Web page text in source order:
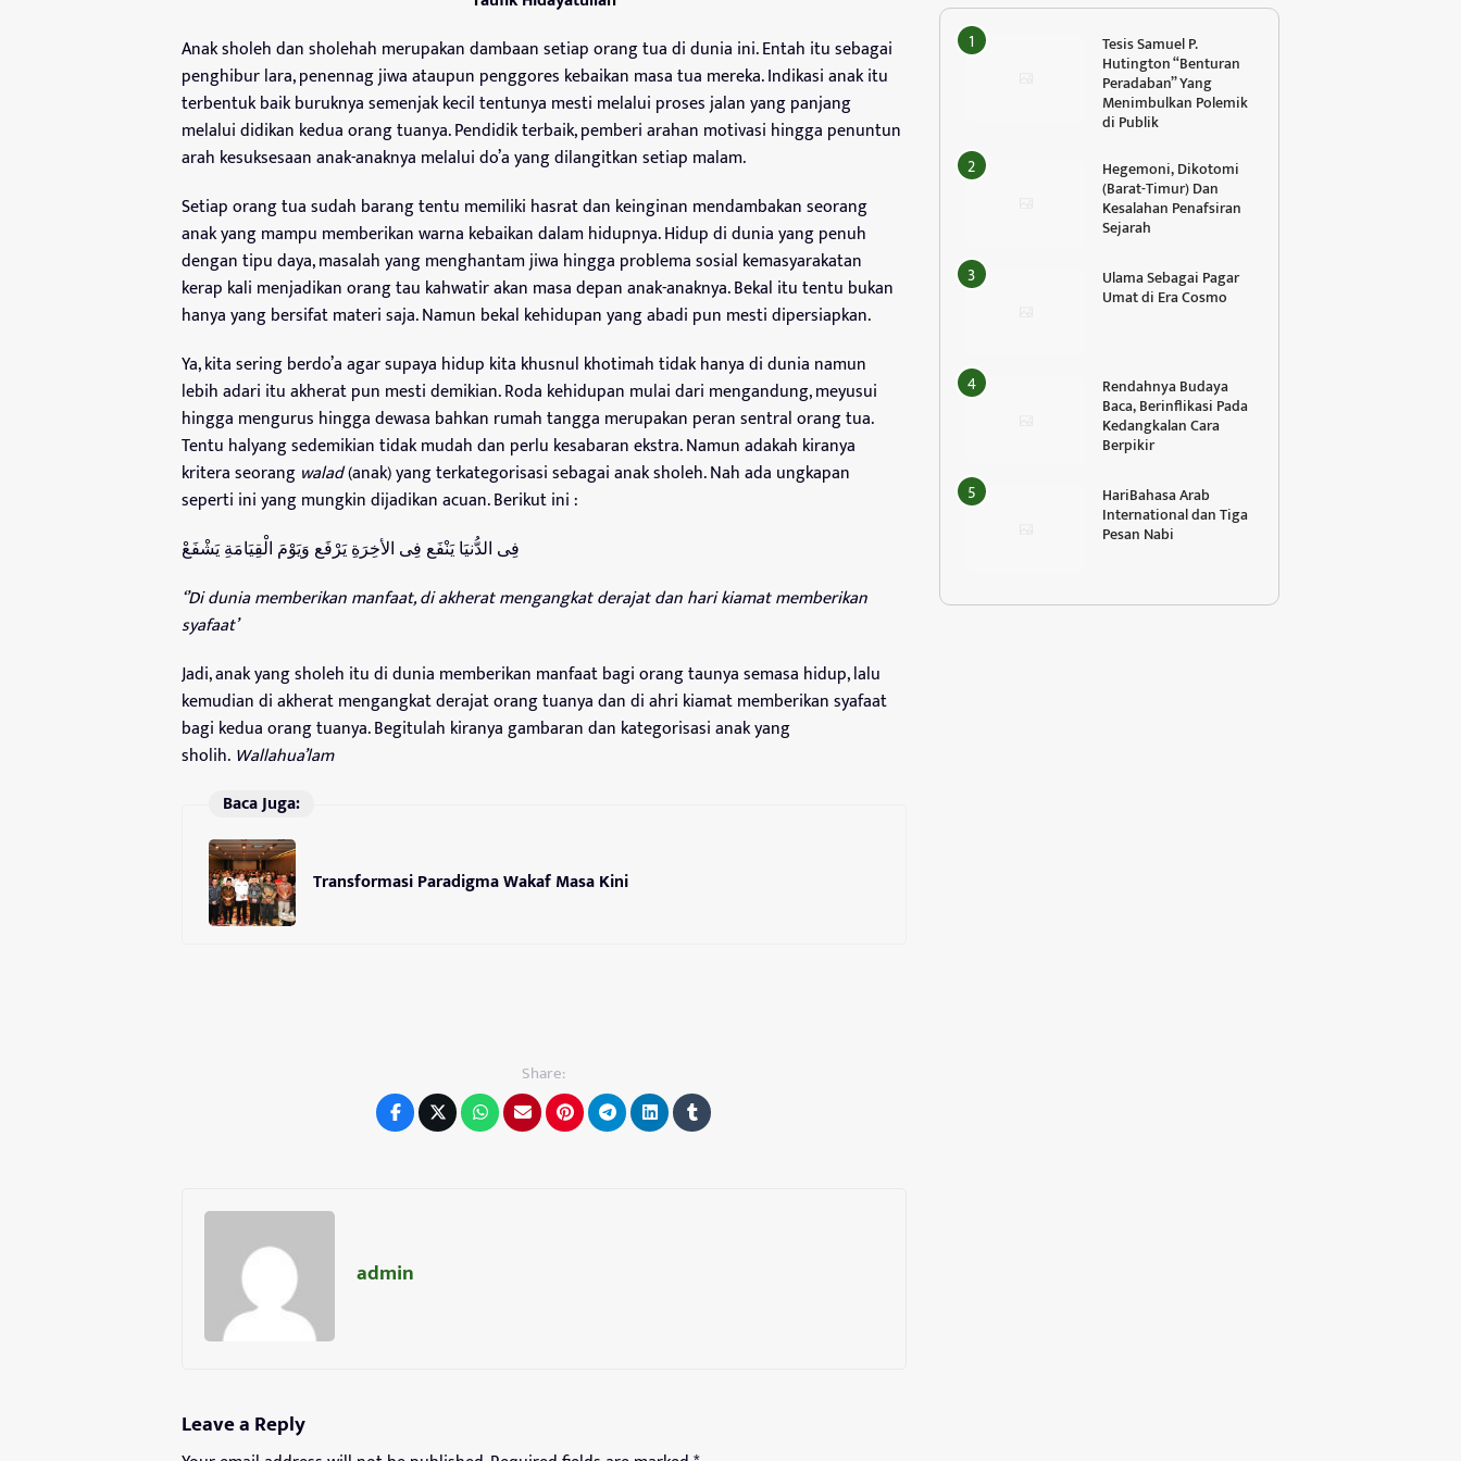
Anak sholeh dan sholehah merupakan dambaan setiap orang tua di dunia ini. Entah itu sebagai
penghibur lara, penennag jiwa ataupun penggores kebaikan masa tua mereka. Indikasi anak itu
terbentuk baik buruknya semenjak kecil tentunya mesti melalui proses jalan yang panjang
melalui didikan kedua orang tuanya. Pendidik terbaik, pemberi arahan motivasi hingga penuntun
arah kesuksesaan anak-anaknya melalui do’a yang dilangitkan setiap malam.
Setiap orang tua sudah barangtentu memiliki hasrat dan keinginan mendambakan seorang
anak yang mampu memberikan warna kebaikan dalam hidupnya. Hidup di dunia yang penuh
dengan tipu daya, masalah yang menghantam jiwa hingga problema sosial kemasyarakatan
kerap kali menjadikan orang tau kahwatir akan masa depan anak-anaknya. Bekal itu tentu bukan
hanya yang bersifat materi saja. Namun bekal kehidupan yang abadi pun mesti dipersiapkan.
Ya, kita sering berdo’a agar supaya hidup kita khusnul khotimah tidak hanya di dunia namun
lebih adari itu akherat pun mesti demikian. Roda kehidupan mulai dari mengandung, meyusui
hingga mengurus hingga dewasa bahkan rumah tangga merupakan peran sentral orang tua.
Tentu halyang sedemikian tidak mudah dan perlu kesabaran ekstra. Namun adakah kiranya
kritera seorang walad(anak) yang terkategorisasi sebagai anak sholeh. Nah ada ungkapan
seperti ini yang mungkin dijadikan acuan. Berikut ini :
فِى الدُّنيَا يَنْفَع فِى الأخِرَةِ يَرْفَع وَيَوْمَ الْقِيَامَةِ يَشْفَعْ
‘’Di dunia memberikan manfaat, di akherat mengangkat derajat dan hari kiamat memberikan
syafaat’
Jadi, anak yang sholeh itu di dunia memberikan manfaat bagi orang taunya semasa hidup, lalu
kemudian di akherat mengangkat derajat orang tuanya dan di ahri kiamat memberikan syafaat
bagi kedua orang tuanya. Begitulah kiranya gambaran dan kategorisasi anak yang
sholih. Wallahua’lam
Baca Juga:
Transformasi Paradigma Wakaf Masa Kini
Share:
admin
Leave a Reply
Tesis Samuel P.
Hutington “Benturan
Peradaban” Yang
Menimbulkan Polemik
di Publik
Hegemoni, Dikotomi
(Barat-Timur) Dan
Kesalahan Penafsiran
Sejarah
Ulama Sebagai Pagar
Umat di Era Cosmo
Rendahnya Budaya
Baca, Berinflikasi Pada
Kedangkalan Cara
Berpikir
HariBahasa Arab
International dan Tiga
Pesan Nabi